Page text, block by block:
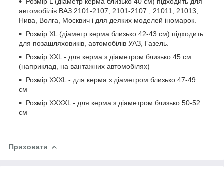
автомобілів ВАЗ 2101-2107, 2101-2107 , 21011, 21013,
Нива, Волга, Москвич і для деяких моделей іномарок.
Розмір XL (діаметр керма близько 42-43 см) підходить
для позашляховиків, автомобілів УАЗ, Газель.
Розмір XXL - для керма з діаметром близько 45 см
(наприклад, на вантажних автомобілях)
Розмір XXXL - для керма з діаметром близько 47-49
см
Розмір XXXXL - для керма з діаметром близько 50-52
см
Приховати